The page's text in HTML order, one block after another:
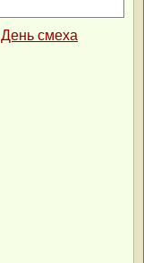
День смеха